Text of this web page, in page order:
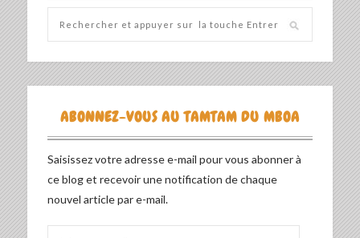
ABONNEZ-VOUS AU TAMTAM DU MBOA
Saisissez votre adresse e-mail pour vous abonner à
ce blog et recevoir une notification de chaque
nouvel article par e-mail.